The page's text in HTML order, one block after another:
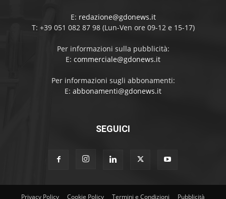
E: redazione@gdonews.it
T: +39 051 082 87 98 (Lun-Ven ore 09-12 e 15-17)
Per informazioni sulla pubblicità:
E: commerciale@gdonews.it
Per informazioni sugli abbonamenti:
E: abbonamenti@gdonews.it
SEGUICI
Privacy Policy Cookie Policy Termini e Condizioni Pubblicità